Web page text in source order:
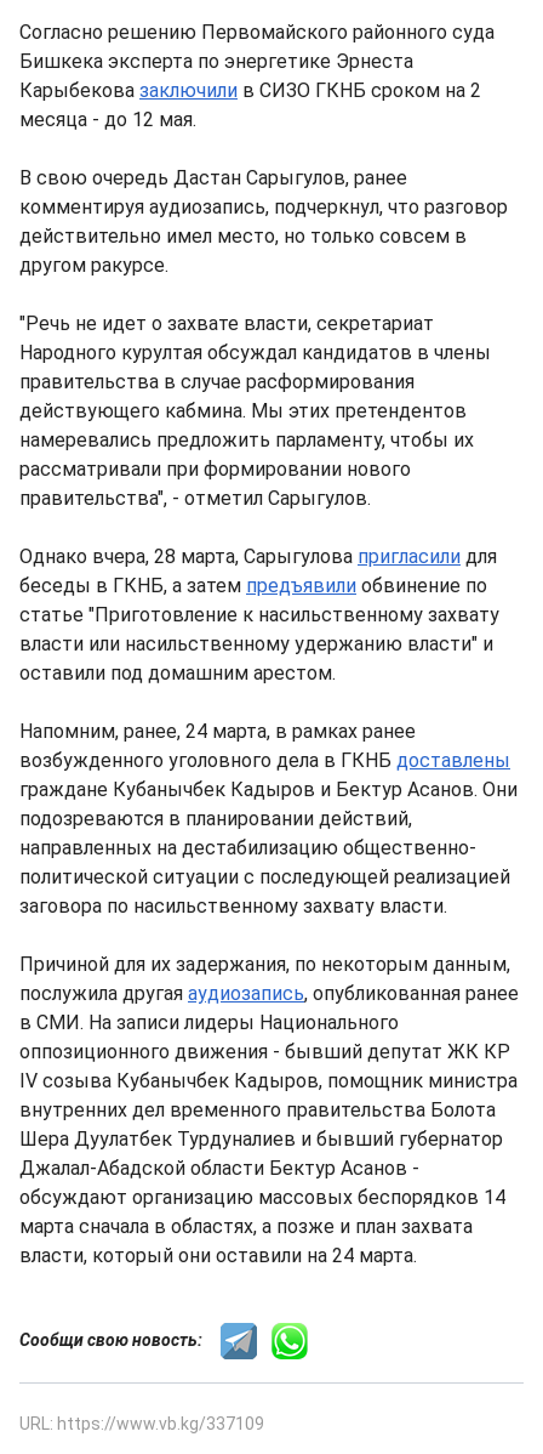
Согласно решению Первомайского районного суда
Бишкека эксперта по энергетике Эрнеста
Карыбекова заключили в СИЗО ГКНБ сроком на 2
месяца - до 12 мая.
В свою очередь Дастан Сарыгулов, ранее
комментируя аудиозапись, подчеркнул, что разговор
действительно имел место, но только совсем в
другом ракурсе.
"Речь не идет о захвате власти, секретариат
Народного курултая обсуждал кандидатов в члены
правительства в случае расформирования
действующего кабмина. Мы этих претендентов
намеревались предложить парламенту, чтобы их
рассматривали при формировании нового
правительства", - отметил Сарыгулов.
Однако вчера, 28 марта, Сарыгулова пригласили для
беседы в ГКНБ, а затем предъявили обвинение по
статье "Приготовление к насильственному захвату
власти или насильственному удержанию власти" и
оставили под домашним арестом.
Напомним, ранее, 24 марта, в рамках ранее
возбужденного уголовного дела в ГКНБ доставлены
граждане Кубанычбек Кадыров и Бектур Асанов. Они
подозреваются в планировании действий,
направленных на дестабилизацию общественно-
политической ситуации с последующей реализацией
заговора по насильственному захвату власти.
Причиной для их задержания, по некоторым данным,
послужила другая аудиозапись, опубликованная ранее
в СМИ. На записи лидеры Национального
оппозиционного движения - бывший депутат ЖК КР
IV созыва Кубанычбек Кадыров, помощник министра
внутренних дел временного правительства Болота
Шера Дуулатбек Турдуналиев и бывший губернатор
Джалал-Абадской области Бектур Асанов -
обсуждают организацию массовых беспорядков 14
марта сначала в областях, а позже и план захвата
власти, который они оставили на 24 марта.
Сообщи свою новость:
URL: https://www.vb.kg/337109